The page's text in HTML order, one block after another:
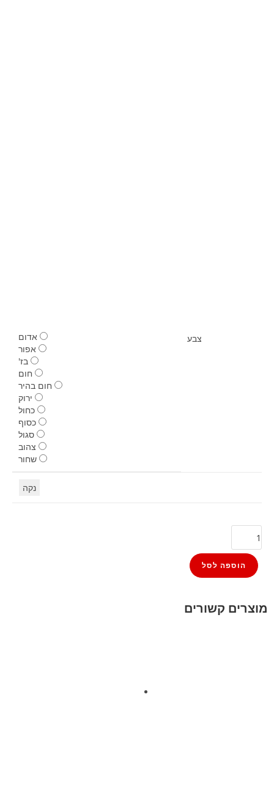
צבע
אדום
אפור
בז'
חום
חום בהיר
ירוק
כחול
כסוף
סגול
צהוב
שחור
נקה
הוספה לסל
מוצרים קשורים